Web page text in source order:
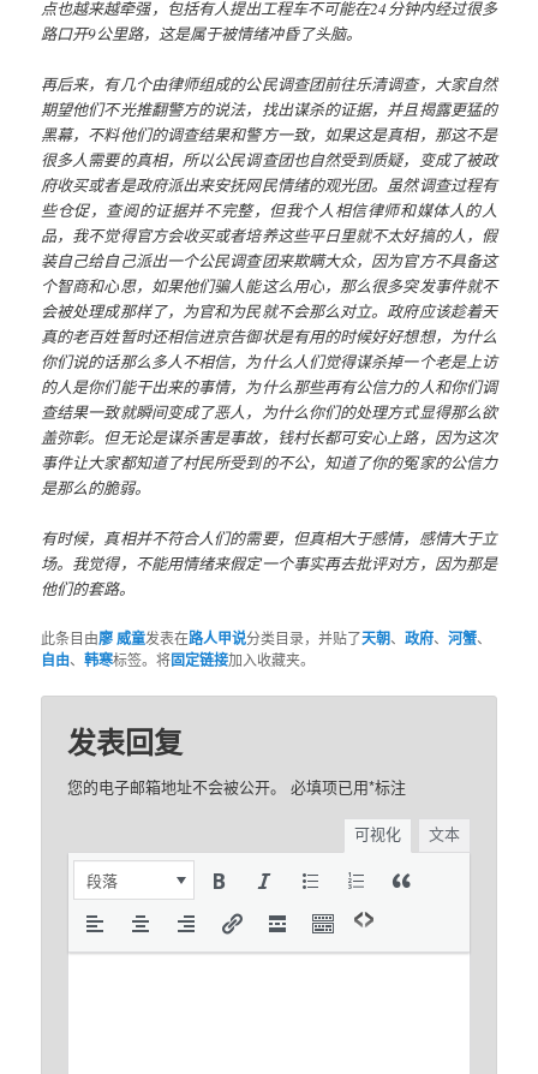
点也越来越牵强，包括有人提出工程车不可能在24分钟内经过很多
路口开9公里路，这是属于被情绪冲昏了头脑。
再后来，有几个由律师组成的公民调查团前往乐清调查，大家自然
期望他们不光推翻警方的说法，找出谋杀的证据，并且揭露更猛的
黑幕，不料他们的调查结果和警方一致，如果这是真相，那这不是
很多人需要的真相，所以公民调查团也自然受到质疑，变成了被政
府收买或者是政府派出来安抚网民情绪的观光团。虽然调查过程有
些仓促，查阅的证据并不完整，但我个人相信律师和媒体人的人
品，我不觉得官方会收买或者培养这些平日里就不太好搞的人，假
装自己给自己派出一个公民调查团来欺瞒大众，因为官方不具备这
个智商和心思，如果他们骗人能这么用心，那么很多突发事件就不
会被处理成那样了，为官和为民就不会那么对立。政府应该趁着天
真的老百姓暂时还相信进京告御状是有用的时候好好想想，为什么
你们说的话那么多人不相信，为什么人们觉得谋杀掉一个老是上访
的人是你们能干出来的事情，为什么那些再有公信力的人和你们调
查结果一致就瞬间变成了恶人，为什么你们的处理方式显得那么欲
盖弥彰。但无论是谋杀害是事故，钱村长都可安心上路，因为这次
事件让大家都知道了村民所受到的不公，知道了你的冤家的公信力
是那么的脆弱。
有时候，真相并不符合人们的需要，但真相大于感情，感情大于立
场。我觉得，不能用情绪来假定一个事实再去批评对方，因为那是
他们的套路。
此条目由廖 威童发表在路人甲说分类目录，并贴了天朝、政府、河蟹、
自由、韩寒标签。将固定链接加入收藏夹。
发表回复
您的电子邮箱地址不会被公开。 必填项已用*标注
可视化 文本
段落